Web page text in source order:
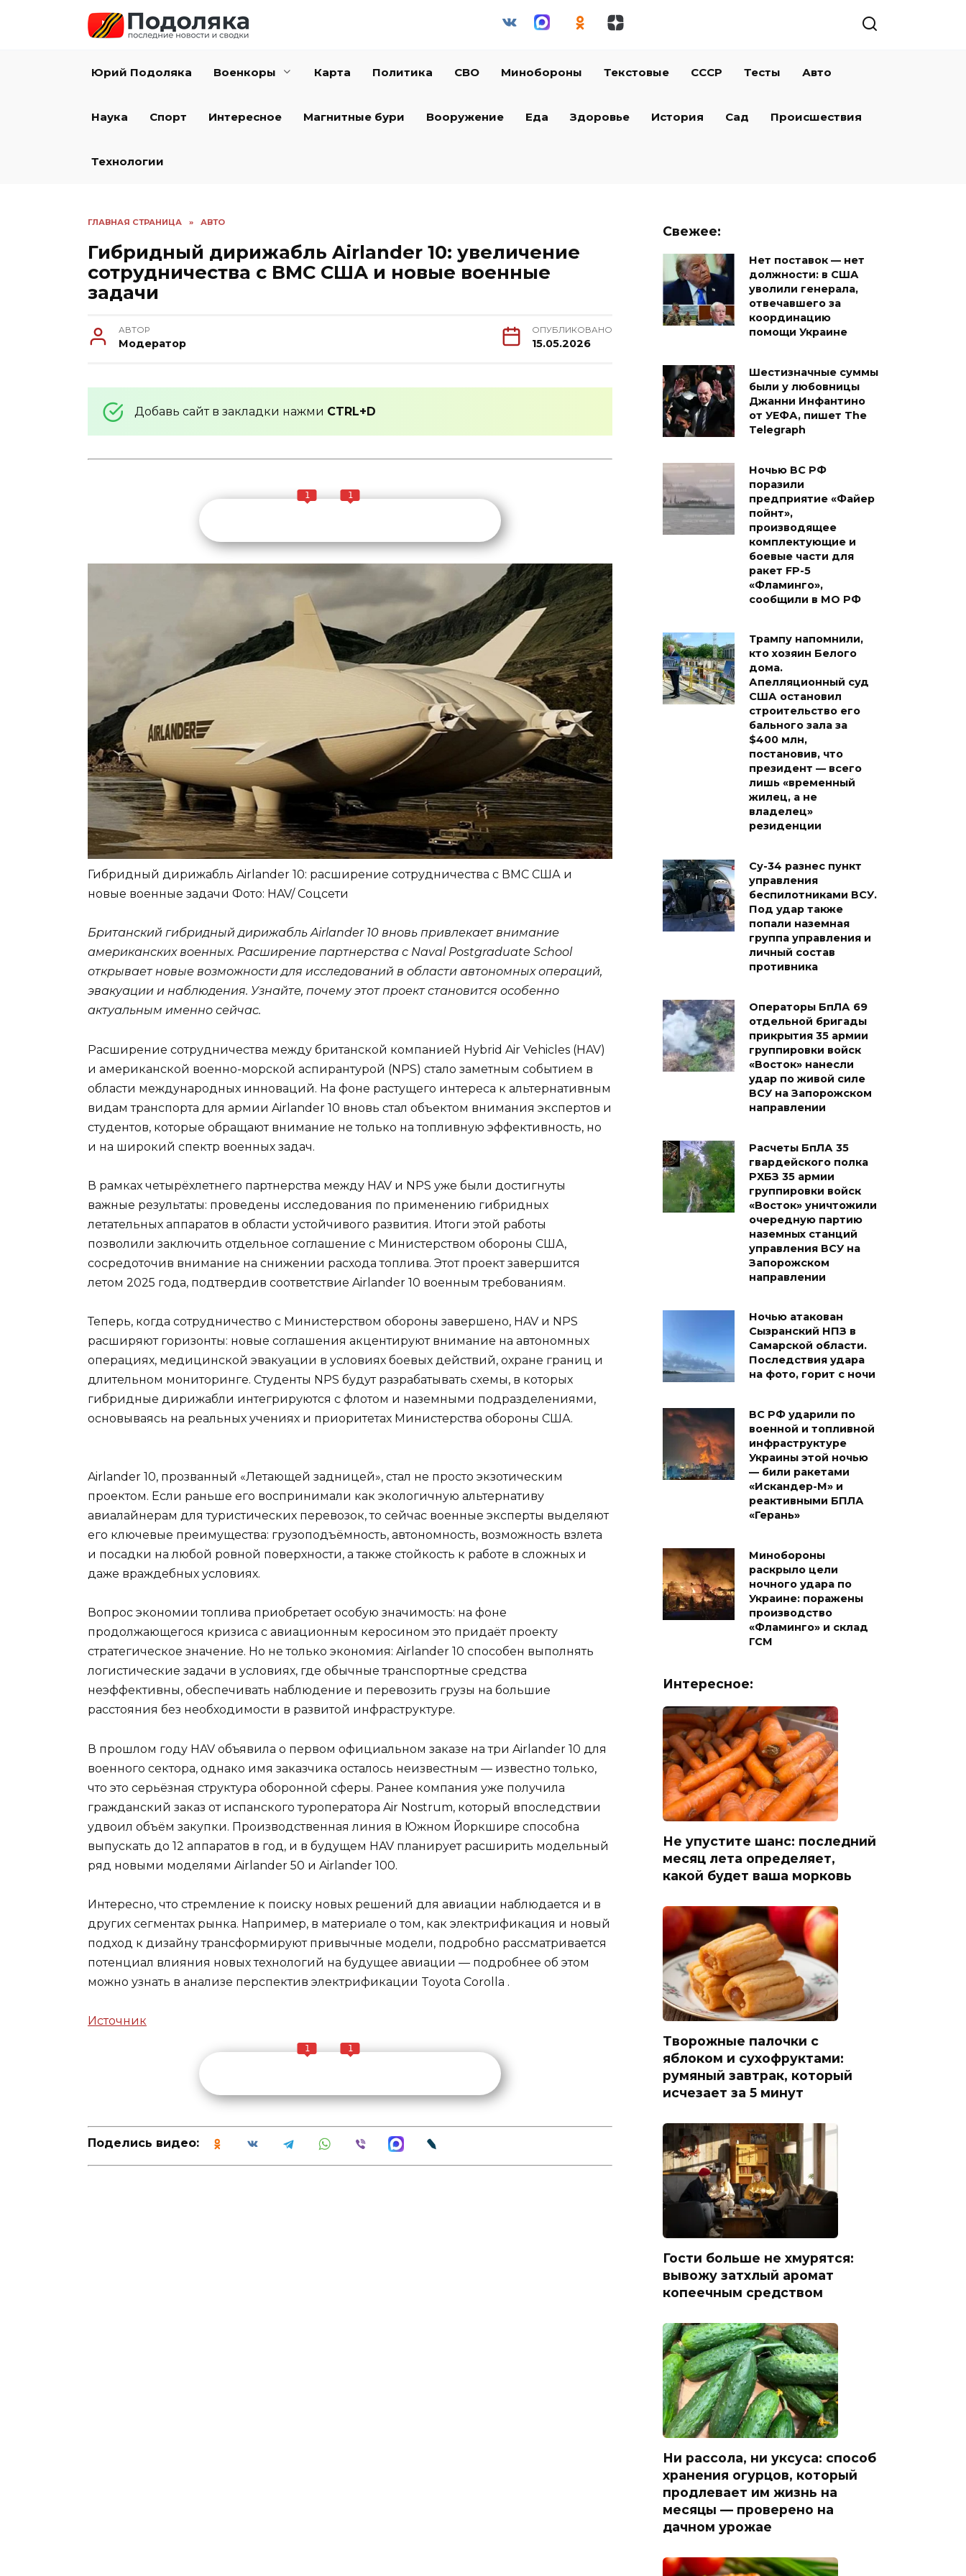
Юрий Подоляка Военкоры Карта Политика СВО Минобороны Текстовые СССР Тесты Авто
Наука Спорт Интересное Магнитные бури Вооружение Еда Здоровье История Сад Происшествия
Технологии
ГЛАВНАЯ СТРАНИЦА » АВТО
Гибридный дирижабль Airlander 10: увеличение
сотрудничества с ВМС США и новые военные
задачи
АВТОР
Модератор
ОПУБЛИКОВАНО
15.05.2026
Добавь сайт в закладки нажми CTRL+D
1 1
Гибридный дирижабль Airlander 10: расширение сотрудничества с ВМС США и
новые военные задачи Фото: HAV/ Соцсети
Британский гибридный дирижабль Airlander 10 вновь привлекает внимание
американских военных. Расширение партнерства с Naval Postgraduate School
открывает новые возможности для исследований в области автономных операций,
эвакуации и наблюдения. Узнайте, почему этот проект становится особенно
актуальным именно сейчас.
Расширение сотрудничества между британской компанией Hybrid Air Vehicles (HAV)
и американской военно-морской аспирантурой (NPS) стало заметным событием в
области международных инноваций. На фоне растущего интереса к альтернативным
видам транспорта для армии Airlander 10 вновь стал объектом внимания экспертов и
студентов, которые обращают внимание не только на топливную эффективность, но
и на широкий спектр военных задач.
В рамках четырёхлетнего партнерства между HAV и NPS уже были достигнуты
важные результаты: проведены исследования по применению гибридных
летательных аппаратов в области устойчивого развития. Итоги этой работы
позволили заключить отдельное соглашение с Министерством обороны США,
сосредоточив внимание на снижении расхода топлива. Этот проект завершится
летом 2025 года, подтвердив соответствие Airlander 10 военным требованиям.
Теперь, когда сотрудничество с Министерством обороны завершено, HAV и NPS
расширяют горизонты: новые соглашения акцентируют внимание на автономных
операциях, медицинской эвакуации в условиях боевых действий, охране границ и
длительном мониторинге. Студенты NPS будут разрабатывать схемы, в которых
гибридные дирижабли интегрируются с флотом и наземными подразделениями,
основываясь на реальных учениях и приоритетах Министерства обороны США.
Airlander 10, прозванный «Летающей задницей», стал не просто экзотическим
проектом. Если раньше его воспринимали как экологичную альтернативу
авиалайнерам для туристических перевозок, то сейчас военные эксперты выделяют
его ключевые преимущества: грузоподъёмность, автономность, возможность взлета
и посадки на любой ровной поверхности, а также стойкость к работе в сложных и
даже враждебных условиях.
Вопрос экономии топлива приобретает особую значимость: на фоне
продолжающегося кризиса с авиационным керосином это придаёт проекту
стратегическое значение. Но не только экономия: Airlander 10 способен выполнять
логистические задачи в условиях, где обычные транспортные средства
неэффективны, обеспечивать наблюдение и перевозить грузы на большие
расстояния без необходимости в развитой инфраструктуре.
В прошлом году HAV объявила о первом официальном заказе на три Airlander 10 для
военного сектора, однако имя заказчика осталось неизвестным — известно только,
что это серьёзная структура оборонной сферы. Ранее компания уже получила
гражданский заказ от испанского туроператора Air Nostrum, который впоследствии
удвоил объём закупки. Производственная линия в Южном Йоркшире способна
выпускать до 12 аппаратов в год, и в будущем HAV планирует расширить модельный
ряд новыми моделями Airlander 50 и Airlander 100.
Интересно, что стремление к поиску новых решений для авиации наблюдается и в
других сегментах рынка. Например, в материале о том, как электрификация и новый
подход к дизайну трансформируют привычные модели, подробно рассматривается
потенциал влияния новых технологий на будущее авиации — подробнее об этом
можно узнать в анализе перспектив электрификации Toyota Corolla .
Источник
1 1
Поделись видео:
Свежее:
Нет поставок — нет
должности: в США
уволили генерала,
отвечавшего за
координацию
помощи Украине
Шестизначные суммы
были у любовницы
Джанни Инфантино
от УЕФА, пишет The
Telegraph
Ночью ВС РФ
поразили
предприятие «Файер
пойнт»,
производящее
комплектующие и
боевые части для
ракет FP-5
«Фламинго»,
сообщили в МО РФ
Трампу напомнили,
кто хозяин Белого
дома.
Апелляционный суд
США остановил
строительство его
бального зала за
$400 млн,
постановив, что
президент — всего
лишь «временный
жилец, а не
владелец»
резиденции
Су-34 разнес пункт
управления
беспилотниками ВСУ.
Под удар также
попали наземная
группа управления и
личный состав
противника
Операторы БпЛА 69
отдельной бригады
прикрытия 35 армии
группировки войск
«Восток» нанесли
удар по живой силе
ВСУ на Запорожском
направлении
Расчеты БпЛА 35
гвардейского полка
РХБЗ 35 армии
группировки войск
«Восток» уничтожили
очередную партию
наземных станций
управления ВСУ на
Запорожском
направлении
Ночью атакован
Сызранский НПЗ в
Самарской области.
Последствия удара
на фото, горит с ночи
ВС РФ ударили по
военной и топливной
инфраструктуре
Украины этой ночью
— били ракетами
«Искандер-М» и
реактивными БПЛА
«Герань»
Минобороны
раскрыло цели
ночного удара по
Украине: поражены
производство
«Фламинго» и склад
ГСМ
Интересное:
Не упустите шанс: последний
месяц лета определяет,
какой будет ваша морковь
Творожные палочки с
яблоком и сухофруктами:
румяный завтрак, который
исчезает за 5 минут
Гости больше не хмурятся:
вывожу затхлый аромат
копеечным средством
Ни рассола, ни уксуса: способ
хранения огурцов, который
продлевает им жизнь на
месяцы — проверено на
дачном урожае